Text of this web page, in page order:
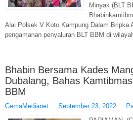
Minyak (BLT
Alai Polsek V Koto Kampung Dalam Bripka
pengamanan penyaluran BLT BBM di
Bhabin Bersama Kades
Dubalang, Bahas
BBM
GemaMedianet September 23, 2022